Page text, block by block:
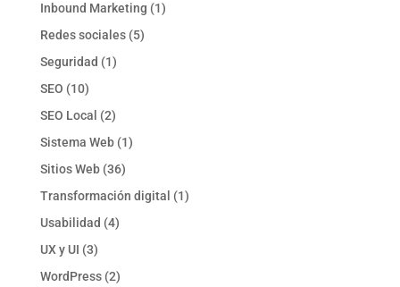
Inbound Marketing (1)
Redes sociales(5)
Seguridad (1)
SEO (10)
SEO Local (2)
Sistema Web(1)
Sitios Web(36)
Transformación digital (1)
Usabilidad (4)
UX y UI (3)
WordPress(2)